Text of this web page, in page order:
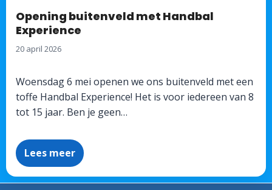
Opening buitenveld met Handbal
Experience
20 april 2026
Woensdag 6 mei openen we ons buitenveld met een
toffe Handbal Experience! Het is voor iedereen van 8
tot 15 jaar. Ben je geen…
Lees meer